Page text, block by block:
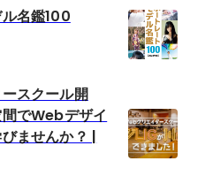
名鑑100
スクール開
でWebデザイ
ませんか？ |